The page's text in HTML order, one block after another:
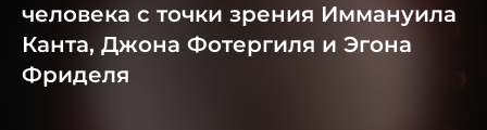
человека с точки зрения Иммануила
Канта, Джона Фотергиля и Эгона
Фриделя